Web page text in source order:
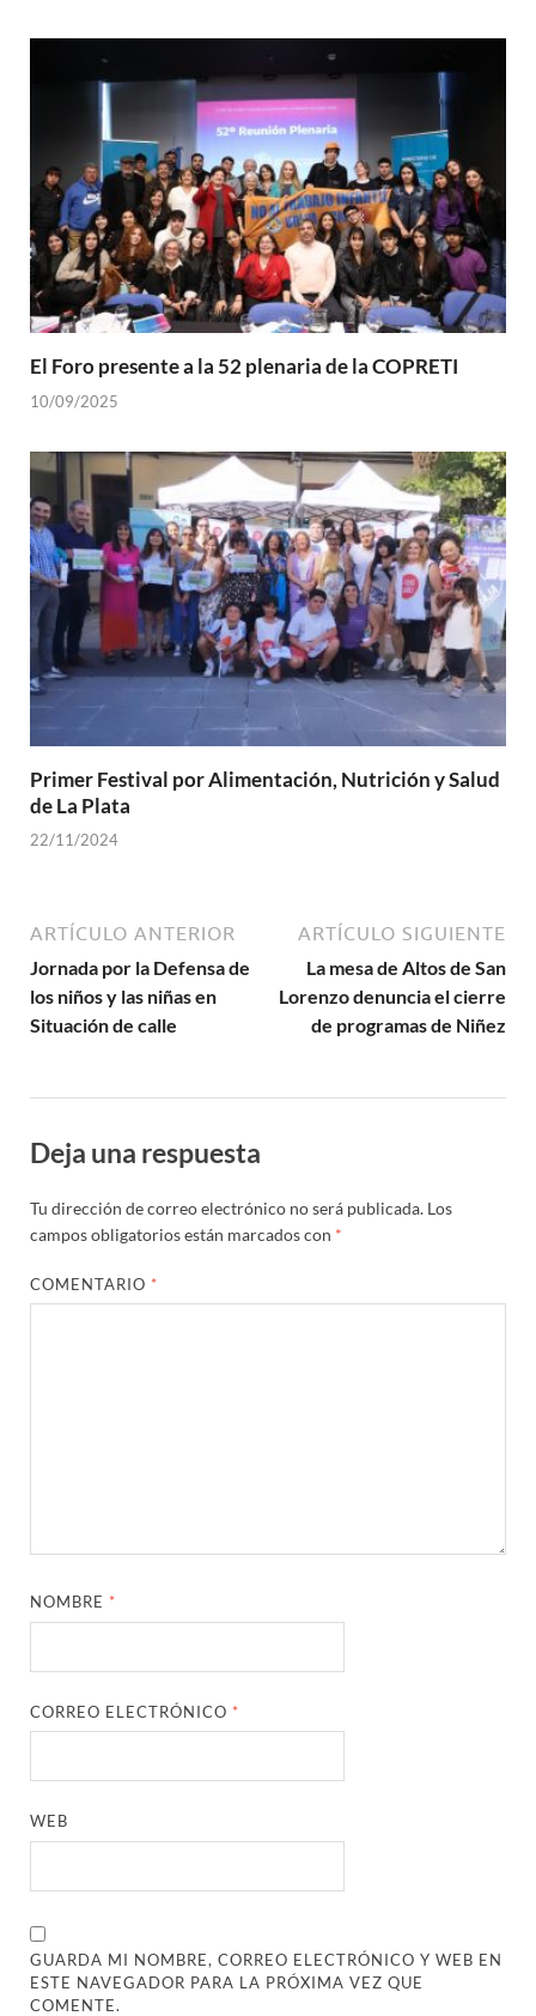
El Foro presente a la 52 plenaria de la COPRETI
10/09/2025
Primer Festival por Alimentación, Nutrición y Salud
de La Plata
22/11/2024
ARTÍCULO ANTERIOR
Jornada por la Defensa de
los niños y las niñas en
Situación de calle
ARTÍCULO SIGUIENTE
La mesa de Altos de San
Lorenzo denuncia el cierre
de programas de Niñez
Deja una respuesta
Tu dirección de correo electrónico no será publicada. Los
campos obligatorios están marcados con *
COMENTARIO *
NOMBRE *
CORREO ELECTRÓNICO *
WEB
GUARDA MI NOMBRE, CORREO ELECTRÓNICO Y WEB EN
ESTE NAVEGADOR PARA LA PRÓXIMA VEZ QUE
COMENTE.